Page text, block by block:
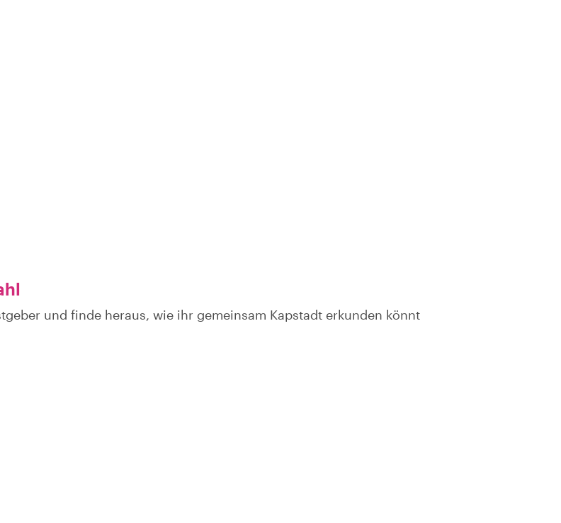
und finde heraus, wie ihr gemeinsam Kapstadt erkunden könnt